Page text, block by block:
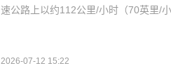
速公路上以约112公里/小时（70英里/
2026-07-12 15:22